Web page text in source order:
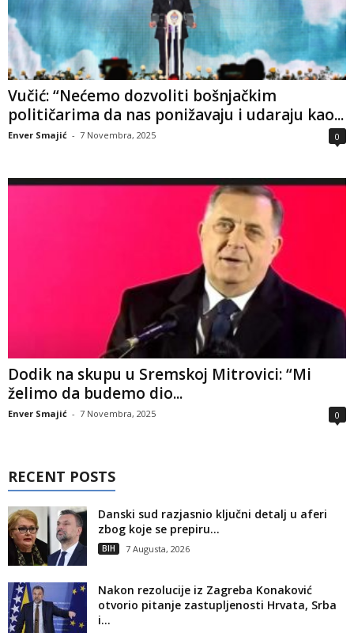
Vučić: “Nećemo dozvoliti bošnjačkim
političarima da nas ponižavaju i udaraju kao...
Enver Smajić - 7 Novembra, 2025 0
Dodik na skupu u Sremskoj Mitrovici: “Mi
želimo da budemo dio...
Enver Smajić - 7 Novembra, 2025 0
RECENT POSTS
Danski sud razjasnio ključni detalj u aferi
zbog koje se prepiru...
BIH 7 Augusta, 2026
Nakon rezolucije iz Zagreba Konaković
otvorio pitanje zastupljenosti Hrvata, Srba
i...